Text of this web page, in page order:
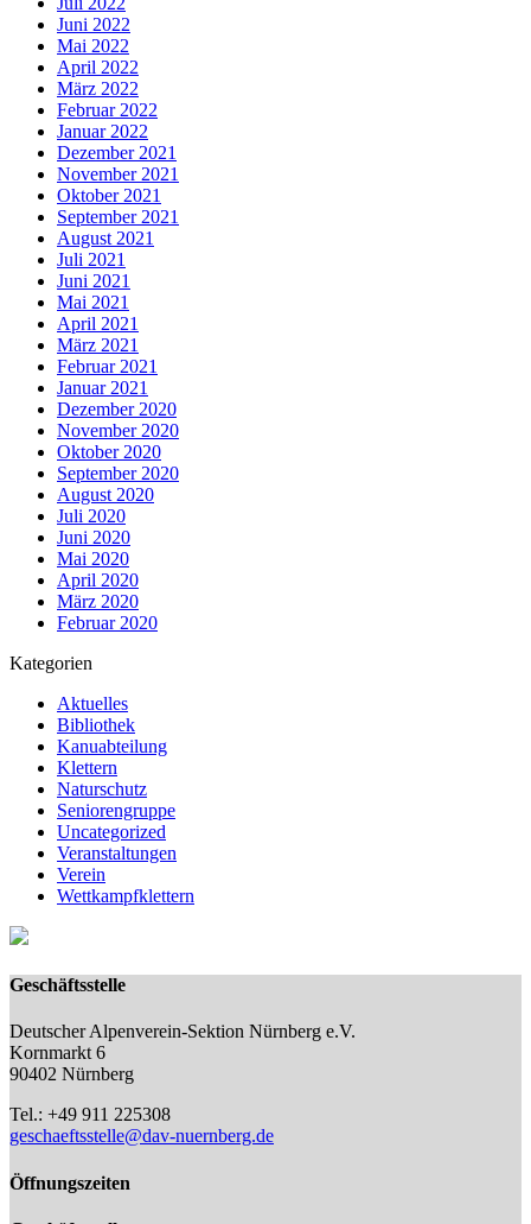
Juni 2022
Mai 2022
April 2022
März 2022
Februar 2022
Januar 2022
Dezember 2021
November 2021
Oktober 2021
September 2021
August 2021
Juli 2021
Juni 2021
Mai 2021
April 2021
März 2021
Februar 2021
Januar 2021
Dezember 2020
November 2020
Oktober 2020
September 2020
August 2020
Juli 2020
Juni 2020
Mai 2020
April 2020
März 2020
Februar 2020
Kategorien
Aktuelles
Bibliothek
Kanuabteilung
Klettern
Naturschutz
Seniorengruppe
Uncategorized
Veranstaltungen
Verein
Wettkampfklettern
Geschäftsstelle
Deutscher Alpenverein-Sektion Nürnberg e.V.
Kornmarkt 6
90402 Nürnberg
Tel.: +49 911 225308
geschaeftsstelle@dav-nuernberg.de
Öffnungszeiten